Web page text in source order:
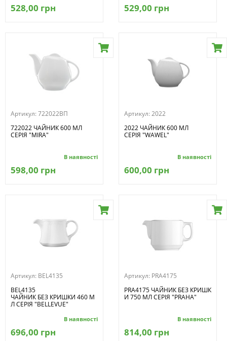
528,00 грн 529,00 грн
Артикул: 722022ВП
722022 ЧАЙНИК 600 МЛ
СЕРІЯ "MIRA"
В наявності
598,00 грн
Артикул: 2022
2022 ЧАЙНИК 600 МЛ
СЕРІЯ "WAWEL"
В наявності
600,00 грн
Артикул: BEL4135
BEL4135
ЧАЙНИК БЕЗ КРИШКИ 460 М
Л СЕРІЯ "BELLEVUE"
В наявності
696,00 грн
Артикул: PRA4175
PRA4175 ЧАЙНИК БЕЗ КРИШК
И 750 МЛ СЕРІЯ "PRAHA"
В наявності
814,00 грн